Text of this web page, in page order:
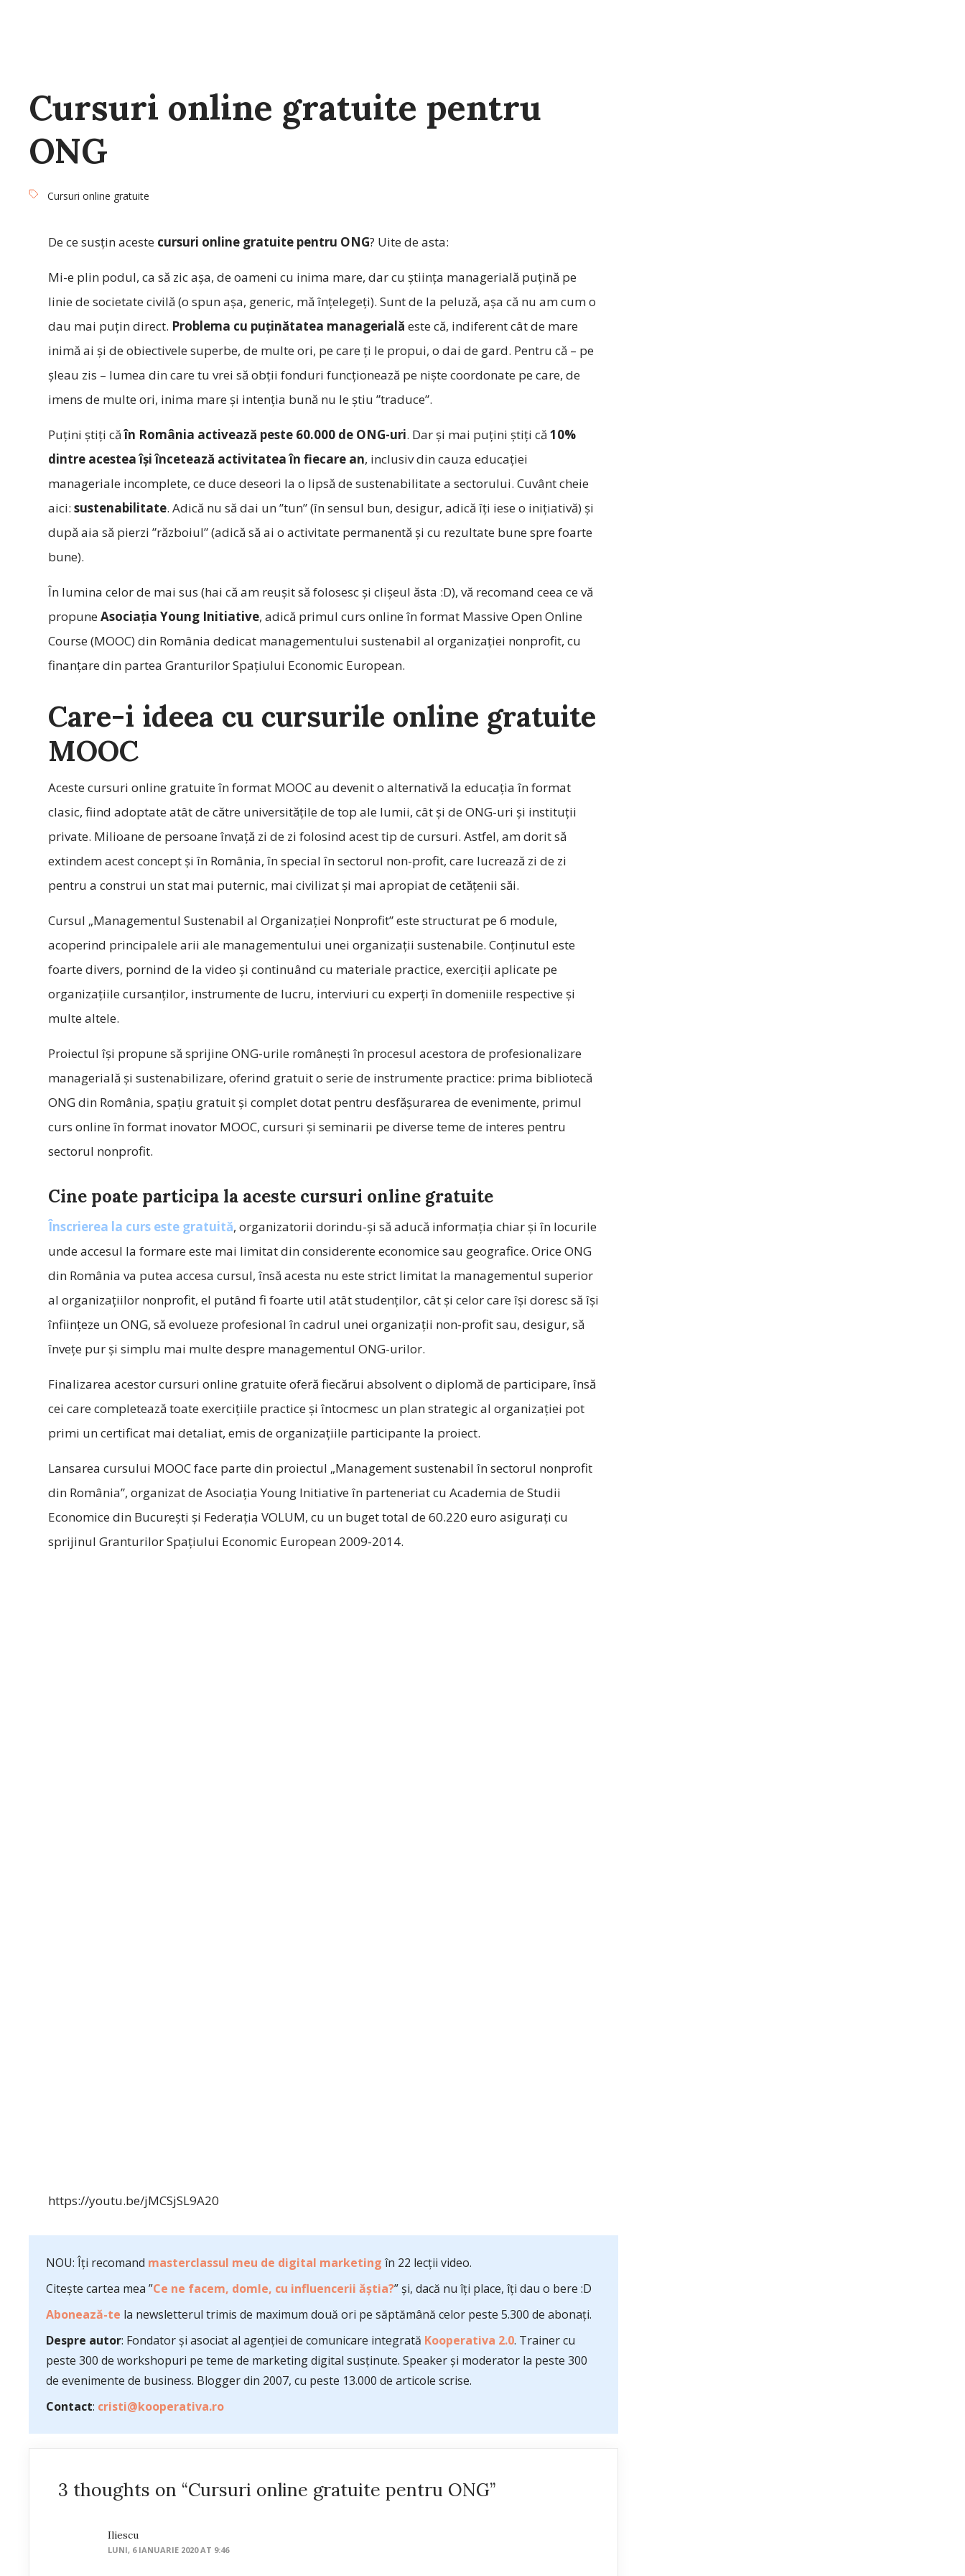
Cursuri online gratuite pentru
ONG
Cursuri online gratuite
De ce susțin aceste cursuri online gratuite pentru ONG? Uite de asta:
Mi-e plin podul, ca să zic așa, de oameni cu inima mare, dar cu știința managerială puțină pe
linie de societate civilă (o spun așa, generic, mă înțelegeți). Sunt de la peluză, așa că nu am cum o
dau mai puțin direct. Problema cu puținătatea managerială este că, indiferent cât de mare
inimă ai și de obiectivele superbe, de multe ori, pe care ți le propui, o dai de gard. Pentru că – pe
șleau zis – lumea din care tu vrei să obții fonduri funcționează pe niște coordonate pe care, de
imens de multe ori, inima mare și intenția bună nu le știu ”traduce”.
Puțini știți căîn România activează peste 60.000 de ONG-uri. Dar și mai puțini știți că 10%
dintre acestea își încetează activitatea în fiecare an, inclusiv din cauza educației
manageriale incomplete, ce duce deseori la o lipsă de sustenabilitate a sectorului. Cuvânt cheie
aici: sustenabilitate. Adică nu să dai un ”tun” (în sensul bun, desigur, adică îți iese o inițiativă) și
după aia să pierzi ”războiul” (adică să ai o activitate permanentă și cu rezultate bune spre foarte
bune).
În lumina celor de mai sus (hai că am reușit să folosesc și clișeul ăsta :D), vă recomand ceea ce vă
propune Asociația Young Initiative, adică primul curs online în format Massive Open Online
Course (MOOC) din România dedicat managementului sustenabil al organizației nonprofit, cu
finanțare din partea Granturilor Spațiului Economic European.
Care-i ideea cu cursurile online gratuite
MOOC
Aceste cursuri online gratuite în format MOOC au devenit o alternativă la educația în format
clasic, fiind adoptate atât de către universitățile de top ale lumii, cât și de ONG-uri și instituții
private. Milioane de persoane învață zi de zi folosind acest tip de cursuri. Astfel, am dorit să
extindem acest concept și în România, în special în sectorul non-profit, care lucrează zi de zi
pentru a construi un stat mai puternic, mai civilizat și mai apropiat de cetățenii săi.
Cursul „Managementul Sustenabil al Organizației Nonprofit” este structurat pe 6 module,
acoperind principalele arii ale managementului unei organizații sustenabile. Conținutul este
foarte divers, pornind de la video și continuând cu materiale practice, exerciții aplicate pe
organizațiile cursanților, instrumente de lucru, interviuri cu experți în domeniile respective și
multe altele.
Proiectul își propune să sprijine ONG-urile românești în procesul acestora de profesionalizare
managerială și sustenabilizare, oferind gratuit o serie de instrumente practice: prima bibliotecă
ONG din România, spațiu gratuit și complet dotat pentru desfășurarea de evenimente, primul
curs online în format inovator MOOC, cursuri și seminarii pe diverse teme de interes pentru
sectorul nonprofit.
Cine poate participa la aceste cursuri online gratuite
Înscrierea la curs este gratuită, organizatorii dorindu-și să aducă informația chiar și în locurile
unde accesul la formare este mai limitat din considerente economice sau geografice. Orice ONG
din România va putea accesa cursul, însă acesta nu este strict limitat la managementul superior
al organizațiilor nonprofit, el putând fi foarte util atât studenților, cât și celor care își doresc să își
înființeze un ONG, să evolueze profesional în cadrul unei organizații non-profit sau, desigur, să
învețe pur și simplu mai multe despre managementul ONG-urilor.
Finalizarea acestor cursuri online gratuite oferă fiecărui absolvent o diplomă de participare, însă
cei care completează toate exercițiile practice și întocmesc un plan strategic al organizației pot
primi un certificat mai detaliat, emis de organizațiile participante la proiect.
Lansarea cursului MOOC face parte din proiectul „Management sustenabil în sectorul nonprofit
din România”, organizat de Asociația Young Initiative în parteneriat cu Academia de Studii
Economice din București și Federația VOLUM, cu un buget total de 60.220 euro asigurați cu
sprijinul Granturilor Spațiului Economic European 2009-2014.
https://youtu.be/jMCSjSL9A20
NOU: Îți recomand masterclassul meu de digital marketing în 22 lecții video.
Citește cartea mea ”Ce ne facem, domle, cu influencerii ăștia?” și, dacă nu îți place, îți dau o bere :D
Abonează-te la newsletterul trimis de maximum două ori pe săptămână celor peste 5.300 de abonați.
Despre autor: Fondator și asociat al agenției de comunicare integrată Kooperativa 2.0. Trainer cu
peste 300 de workshopuri pe teme de marketing digital susținute. Speaker și moderator la peste 300
de evenimente de business. Blogger din 2007, cu peste 13.000 de articole scrise.
Contact: cristi@kooperativa.ro
3 thoughts on “Cursuri online gratuite pentru ONG”
Iliescu
LUNI, 6 IANUARIE 2020 AT 9:46